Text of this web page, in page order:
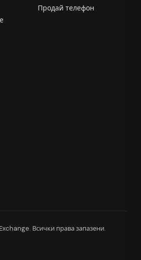
Продай телефон
Всички права запазени.